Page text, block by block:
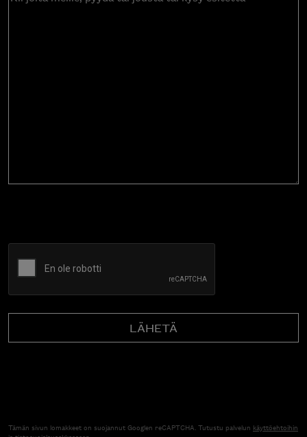
Tämän sivun lomakkeet on suojannut Googlen reCAPTCHA. Tutustu palvelun käyttöehtoihin